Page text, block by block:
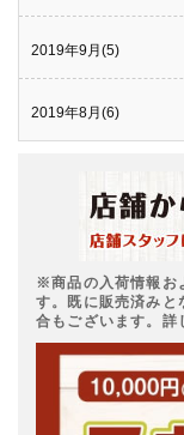
2019年9月(5)
2019年8月(6)
※商品の入荷情報お
す。既に販売済みと
合もございます。詳